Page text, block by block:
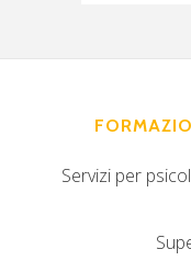
Servizi per